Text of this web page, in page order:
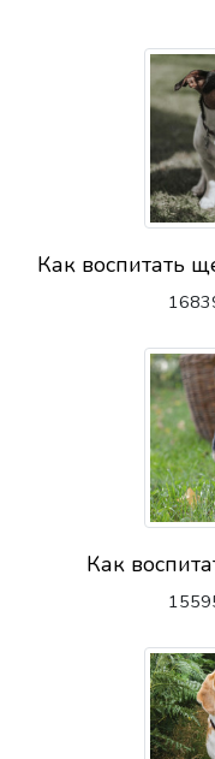
Как воспитать
Как